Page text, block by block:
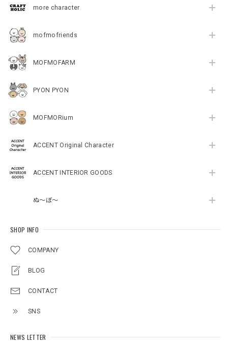
more character
mofmofriends
MOFMOFARM
PYON PYON
MOFMORium
ACCENT Original Character
ACCENT INTERIOR GOODS
ぬ～ぼ～
SHOP INFO
COMPANY
BLOG
CONTACT
SNS
NEWS LETTER